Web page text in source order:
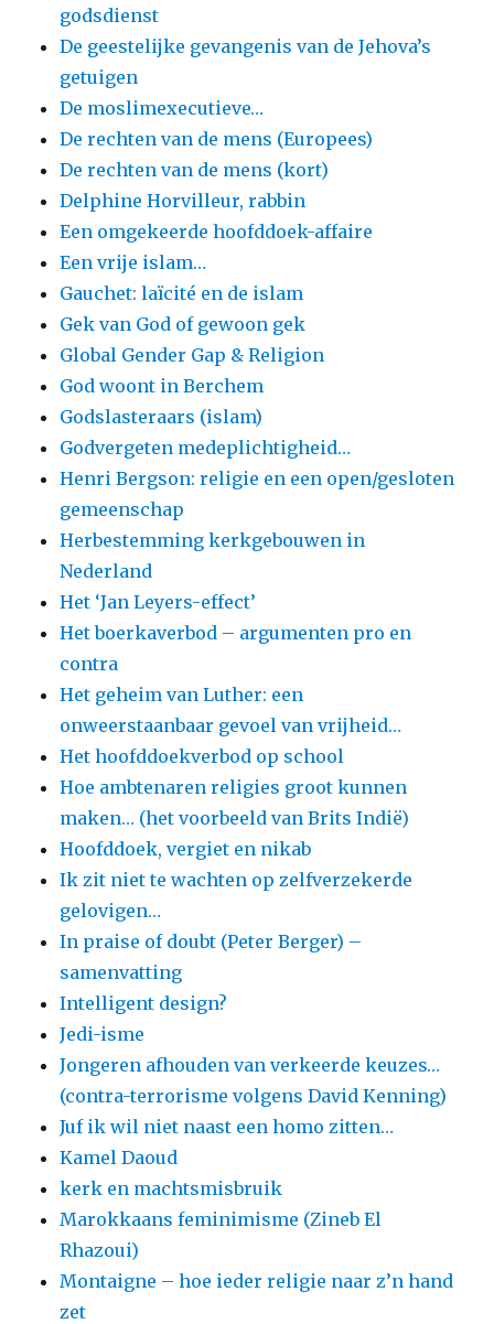
godsdienst
De geestelijke gevangenis van de Jehova’s
getuigen
De moslimexecutieve…
De rechten van de mens (Europees)
De rechten van de mens (kort)
Delphine Horvilleur, rabbin
Een omgekeerde hoofddoek-affaire
Een vrije islam…
Gauchet: laïcité en de islam
Gek van God of gewoon gek
Global Gender Gap & Religion
God woont in Berchem
Godslasteraars (islam)
Godvergeten medeplichtigheid…
Henri Bergson: religie en een open/gesloten
gemeenschap
Herbestemming kerkgebouwen in
Nederland
Het ‘Jan Leyers-effect’
Het boerkaverbod – argumenten pro en
contra
Het geheim van Luther: een
onweerstaanbaar gevoel van vrijheid…
Het hoofddoekverbod op school
Hoe ambtenaren religies groot kunnen
maken… (het voorbeeld van Brits Indië)
Hoofddoek, vergiet en nikab
Ik zit niet te wachten op zelfverzekerde
gelovigen…
In praise of doubt (Peter Berger) –
samenvatting
Intelligent design?
Jedi-isme
Jongeren afhouden van verkeerde keuzes…
(contra-terrorisme volgens David Kenning)
Juf ik wil niet naast een homo zitten…
Kamel Daoud
kerk en machtsmisbruik
Marokkaans feminimisme (Zineb El
Rhazoui)
Montaigne – hoe ieder religie naar z’n hand
zet